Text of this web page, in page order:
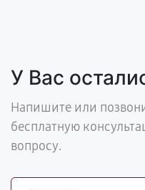
У Вас
Напишите или
бесплатную
вопросу.